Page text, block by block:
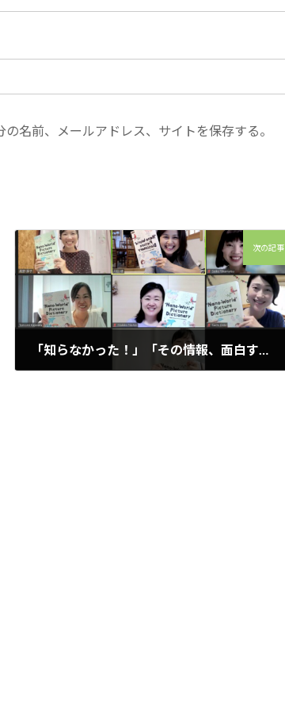
名前、メールアドレス、サイトを保存する。
次の記事
「知らなかった！」「その情報、面白すぎる！！」